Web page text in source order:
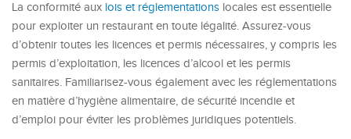
La conformité aux lois et réglementations locales est essentielle
pour exploiter un restaurant en toute légalité. Assurez-vous
d’obtenir toutes les licences et permis nécessaires, y compris les
permis d’exploitation, les licences d’alcool et les permis
sanitaires. Familiarisez-vous également avec les réglementations
en matière d’hygiène alimentaire, de sécurité incendie et
d’emploi pour éviter les problèmes juridiques potentiels.